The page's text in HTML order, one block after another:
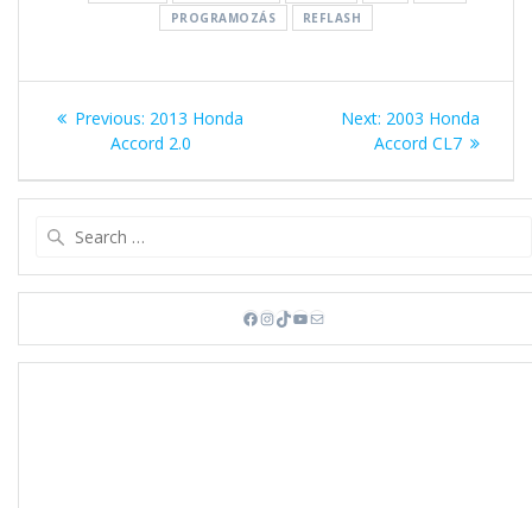
PROGRAMOZÁS
REFLASH
Bejegyzés
navigáció
Previous: Previous
post:
2013 Honda
Accord 2.0
Next: Next
post:
2003 Honda
Accord CL7
Facebook
Instagram
TikTok
YouTube
Mail